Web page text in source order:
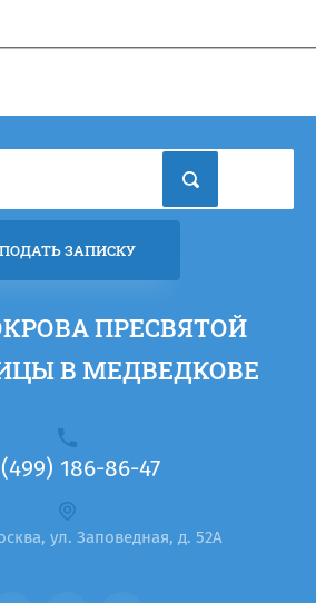
(499) 186-86-47
ул. Заповедная, д. 52А
ПРЕСВЯТОЙ
В МЕДВЕДКОВЕ
ПОДАТЬ ЗАПИСКУ